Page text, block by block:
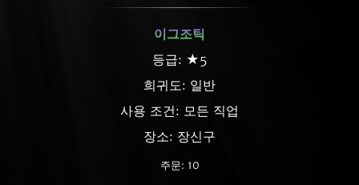
이그조틱
등급: ★5
희귀도: 일반
사용 조건: 모든 직업
장소: 장신구
주문: 10